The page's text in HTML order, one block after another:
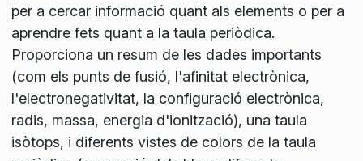
per a cercar informació quant als elements o per a
aprendre fets quant a la taula periòdica.
Proporciona un resum de les dades importants
(com els punts de fusió, l'afinitat electrònica,
l'electronegativitat, la configuració electrònica,
radis, massa, energia d'ionització), una taula
isòtops, i diferents vistes de colors de la taula